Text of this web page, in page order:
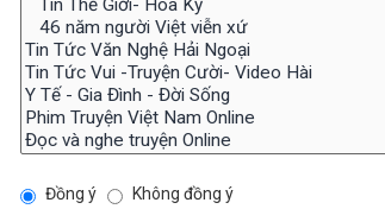
Đồng ý Không đồng ý